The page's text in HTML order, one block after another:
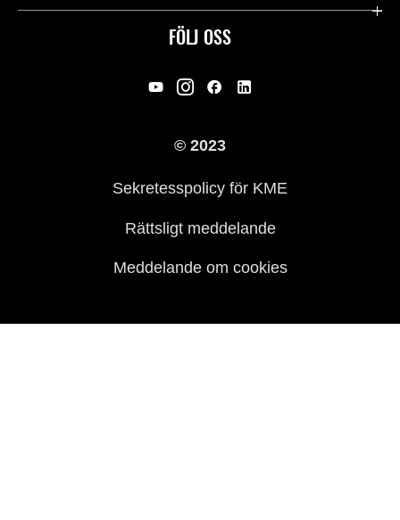
FÖLJ OSS
Användbara länkar
Rättsligt & Sekretess
© 2023
Sekretesspolicy för KME
Rättsligt meddelande
Meddelande om cookies